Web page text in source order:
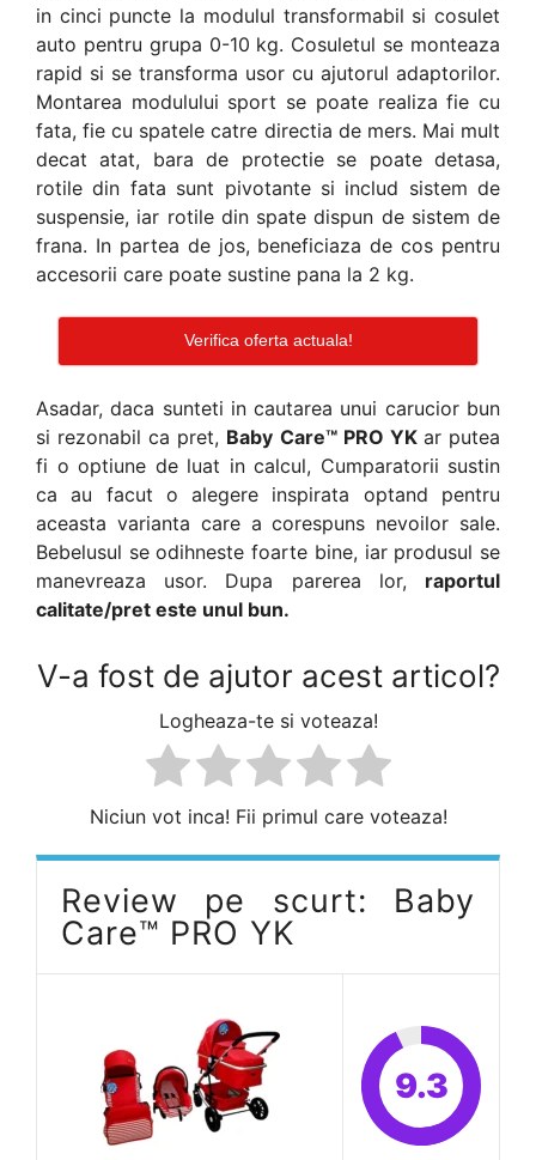
in cinci puncte la modulul transformabil si cosulet
auto pentru grupa 0-10 kg. Cosuletul se monteaza
rapid si se transforma usor cu ajutorul adaptorilor.
Montarea modulului sport se poate realiza fie cu
fata, fie cu spatele catre directia de mers. Mai mult
decat atat, bara de protectie se poate detasa,
rotile din fata sunt pivotante si includ sistem de
suspensie, iar rotile din spate dispun de sistem de
frana. In partea de jos, beneficiaza de cos pentru
accesorii care poate sustine pana la 2 kg.
Verifica oferta actuala!
Asadar, daca sunteti in cautarea unui carucior bun
si rezonabil ca pret, Baby Care™ PRO YK ar putea
fi o optiune de luat in calcul, Cumparatorii sustin
ca au facut o alegere inspirata optand pentru
aceasta varianta care a corespuns nevoilor sale.
Bebelusul se odihneste foarte bine, iar produsul se
manevreaza usor. Dupa parerea lor, raportul
calitate/pret este unul bun.
V-a fost de ajutor acest articol?
Logheaza-te si voteaza!
Niciun vot inca! Fii primul care voteaza!
Review pe scurt: Baby
Care™ PRO YK
9.3